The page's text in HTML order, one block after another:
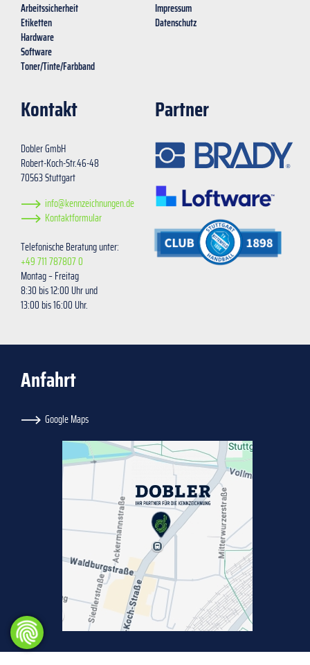
Arbeitssicherheit
Etiketten
Hardware
Software
Toner/Tinte/Farbband
Impressum
Datenschutz
Kontakt
Dobler GmbH
Robert-Koch-Str.46-48
70563 Stuttgart
info@kennzeichnungen.de
Kontaktformular
Telefonische Beratung unter:
+49 711 787807 0
Montag – Freitag
8:30 bis 12:00 Uhr und
13:00 bis 16:00 Uhr.
Partner
Anfahrt
Google Maps